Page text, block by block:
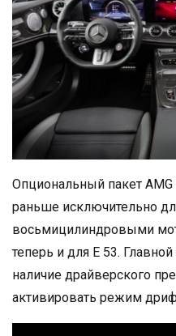
Опциональный пакет AMG
раньше исключительно
восьмицилиндровыми
теперь и для E 53.
наличие драйверского
активировать режим